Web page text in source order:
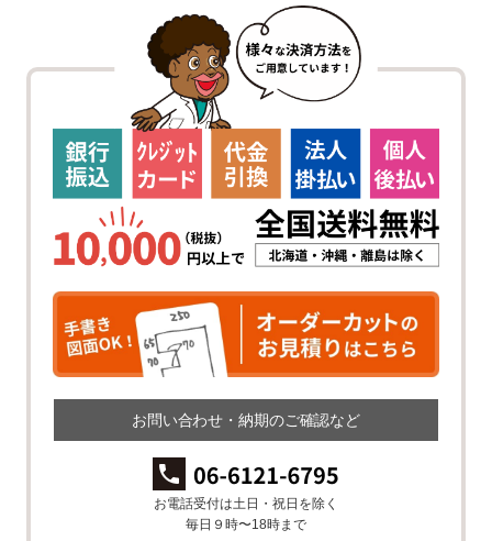
お問い合わせ・納期のご確認など
お電話受付は土日・祝日を除く
毎日９時〜18時まで